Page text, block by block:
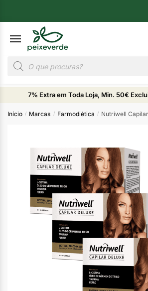
7% Extra em Toda Loja, Min. 50€
Início / Marcas / Farmodiética / Nutriwell